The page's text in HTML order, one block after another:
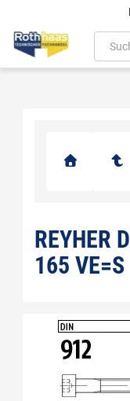
REYHER
165 VE=S